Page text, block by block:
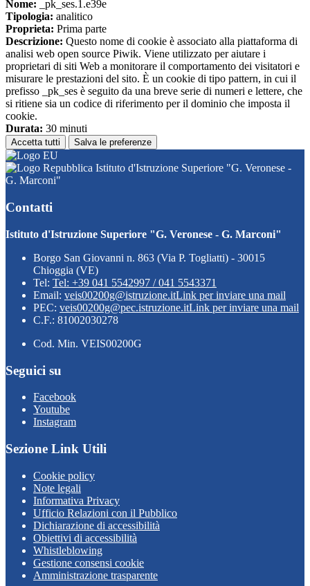
Nome: _pk_ses.1.e39e
Tipologia: analitico
Proprieta: Prima parte
Descrizione: Questo nome di cookie è associato alla piattaforma di
analisi web open source Piwik. Viene utilizzato per aiutare i
proprietari di siti Web a monitorare il comportamento dei visitatori e
misurare le prestazioni del sito. È un cookie di tipo pattern, in cui il
prefisso _pk_ses è seguito da una breve serie di numeri e lettere, che
si ritiene sia un codice di riferimento per il dominio che imposta il
cookie.
Durata: 30 minuti
Accetta tutti Salva le preferenze
Istituto d'Istruzione Superiore "G. Veronese -
G. Marconi"
Contatti
Istituto d'Istruzione Superiore "G. Veronese - G. Marconi"
Borgo San Giovanni n. 863 (Via P. Togliatti) - 30015
Chioggia (VE)
Tel: Tel: +39 041 5542997 / 041 5543371
Email: veis00200g@istruzione.itLink per inviare una mail
PEC: veis00200g@pec.istruzione.itLink per inviare una mail
C.F.: 81002030278
Cod. Min. VEIS00200G
Seguici su
Facebook
Youtube
Instagram
Sezione Link Utili
Cookie policy
Note legali
Informativa Privacy
Ufficio Relazioni con il Pubblico
Dichiarazione di accessibilità
Obiettivi di accessibilità
Whistleblowing
Gestione consensi cookie
Amministrazione trasparente